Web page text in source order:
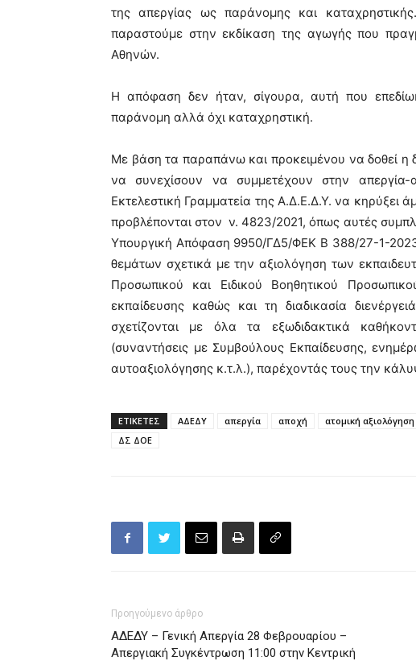
της απεργίας ως παράνομης και
παραστούμε στην εκδίκαση της αγωγής που
Αθηνών.
Η απόφαση δεν ήταν, σίγουρα, αυτή που
παράνομη αλλά όχι καταχρηστική.
Με βάση τα παραπάνω και προκειμένου να δοθεί η
να συνεχίσουν να συμμετέχουν στην
Εκτελεστική Γραμματεία της Α.Δ.Ε.Δ.Υ. να κηρύξει
προβλέπονται στον ν. 4823/2021, όπως αυτές
Υπουργική Απόφαση 9950/ΓΔ5/ΦΕΚ Β 388/27-1-2023
θεμάτων σχετικά με την αξιολόγηση των
Προσωπικού και Ειδικού Βοηθητικού
εκπαίδευσης καθώς και τη διαδικασία
σχετίζονται με όλα τα εξωδιδακτικά
(συναντήσεις με Συμβούλους Εκπαίδευσης,
αυτοαξιολόγησης κ.τ.λ.), παρέχοντάς τους την
ΕΤΙΚΕΤΕΣ ΑΔΕΔΥ απεργία αποχή ατομική αξιολόγηση
ΔΣ ΔΟΕ
Προηγούμενο άρθρο
ΑΔΕΔΥ – Γενική Απεργία 28 Φεβρουαρίου –
Απεργιακή Συγκέντρωση 11:00 στην Κεντρική